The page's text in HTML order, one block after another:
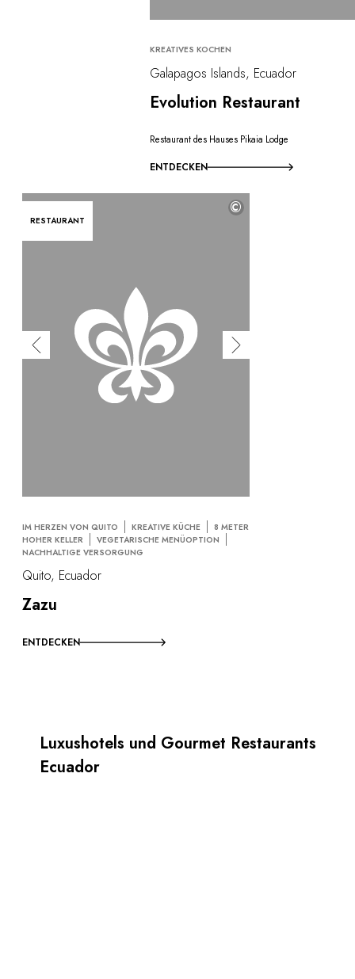
KREATIVES KOCHEN
Galapagos Islands, Ecuador
Evolution Restaurant
Restaurant des Hauses Pikaia Lodge
ENTDECKEN
RESTAURANT
©
IM HERZEN VON QUITO KREATIVE KÜCHE
8 METER
HOHER KELLER
VEGETARISCHE MENÜOPTION
NACHHALTIGE VERSORGUNG
Quito, Ecuador
Zazu
ENTDECKEN
Luxushotels und Gourmet Restaurants
Ecuador